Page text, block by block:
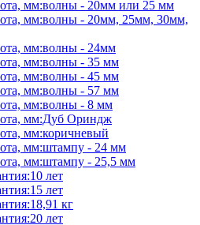
мм:волны - 20мм или 25 мм
мм:волны - 20мм, 25мм, 30мм,
мм:волны - 24мм
мм:волны - 35 мм
мм:волны - 45 мм
мм:волны - 57 мм
мм:волны - 8 мм
мм:Дуб Ориндж
мм:коричневый
мм:штампу - 24 мм
мм:штампу - 25,5 мм
лет
лет
кг
лет